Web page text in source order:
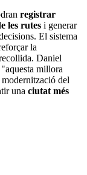
registrar
les rutes i generar
El sistema
la
Daniel
millora
del
una ciutat més